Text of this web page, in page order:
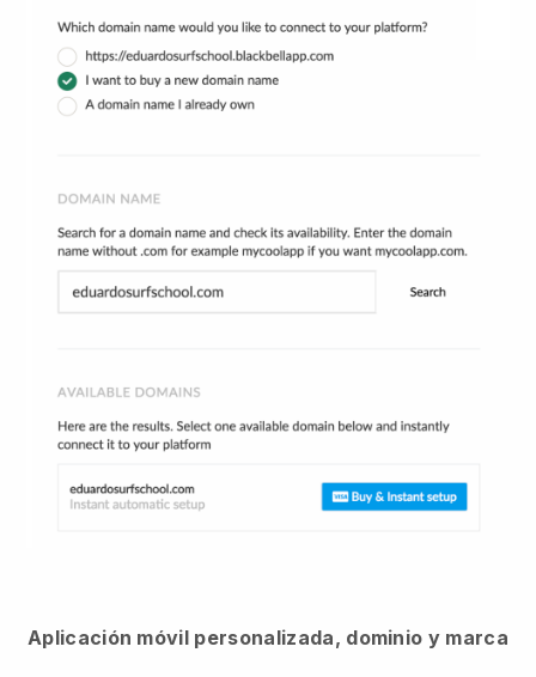
Aplicación móvil personalizada, dominio y marca